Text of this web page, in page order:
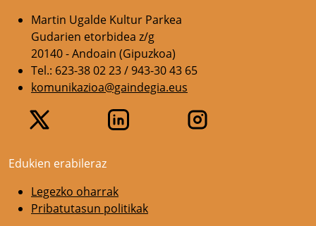
Martin Ugalde Kultur Parkea
Gudarien etorbidea z/g
20140 - Andoain (Gipuzkoa)
Tel.: 623-38 02 23 / 943-30 43 65
komunikazioa@gaindegia.eus
Edukien erabileraz
Legezko oharrak
Pribatutasun politikak